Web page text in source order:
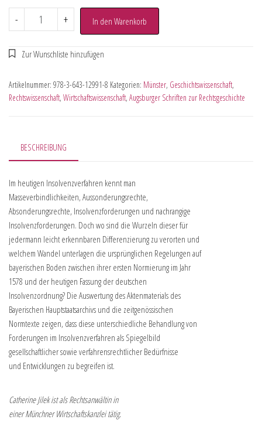
- + In den Warenkorb
Artikelnummer: 978-3-643-12991-8 Kategorien: Münster, Geschichtswissenschaft,
Rechtswissenschaft, Wirtschaftswissenschaft, Augsburger Schriften zur Rechtsgeschichte
BESCHREIBUNG
Im heutigen Insolvenzverfahren kennt man
Masseverbindlichkeiten, Aussonderungsrechte,
Absonderungsrechte, Insolvenzforderungen und nachrangige
Insolvenzforderungen. Doch wo sind die Wurzeln dieser für
jedermann leicht erkennbaren Differenzierung zu verorten und
welchem Wandel unterlagen die ursprünglichen Regelungen auf
bayerischen Boden zwischen ihrer ersten Normierung im Jahr
1578 und der heutigen Fassung der deutschen
Insolvenzordnung? Die Auswertung des Aktenmaterials des
Bayerischen Hauptstaatsarchivs und die zeitgenössischen
Normtexte zeigen, dass diese unterschiedliche Behandlung von
Forderungen im Insolvenzverfahren als Spiegelbild
gesellschaftlicher sowie verfahrensrechtlicher Bedürfnisse
und Entwicklungen zu begreifen ist.
Catherine Jilek ist als Rechtsanwältin in
einer Münchner Wirtschaftskanzlei tätig.